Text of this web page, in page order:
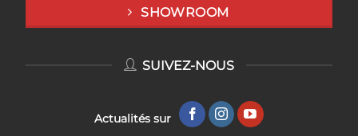
SHOWROOM
SUIVEZ-NOUS
Actualités sur